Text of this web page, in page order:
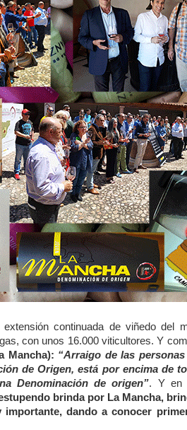
continuada de viñedo del
con unos 16.000 viticultores. Y
Mancha): “Arraigo de las
de Origen, está por encima de
Denominación de origen”. Y en
brinda por La Mancha,
importante, dando a conocer